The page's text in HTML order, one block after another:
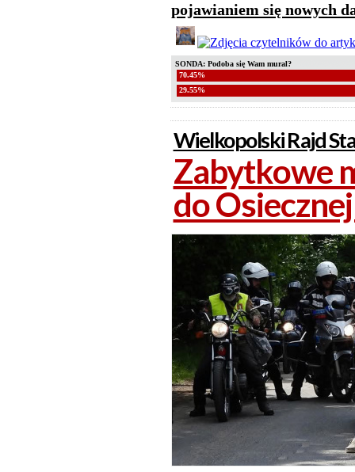
pojawianiem się nowych
SONDA: Podoba się Wam mural?
70.45%
29.55%
Wielkopolski Rajd
Zabytkowe
do